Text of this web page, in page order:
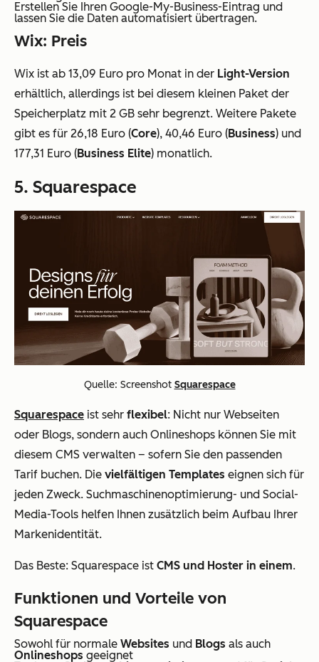
Erstellen Sie Ihren Google-My-Business-Eintrag und
lassen Sie die Daten automatisiert übertragen.
Wix: Preis
Wix ist ab 13,09 Euro pro Monat in der Light-Version
erhältlich, allerdings ist bei diesem kleinen Paket der
Speicherplatz mit 2 GB sehr begrenzt. Weitere Pakete
gibt es für 26,18 Euro (Core), 40,46 Euro (Business) und
177,31 Euro (Business Elite) monatlich.
5. Squarespace
Quelle: Screenshot Squarespace
Squarespace ist sehr flexibel: Nicht nur Webseiten
oder Blogs, sondern auch Onlineshops können Sie mit
diesem CMS verwalten – sofern Sie den passenden
Tarif buchen. Die vielfältigen Templates eignen sich für
jeden Zweck. Suchmaschinenoptimierung- und Social-
Media-Tools helfen Ihnen zusätzlich beim Aufbau Ihrer
Markenidentität.
Das Beste: Squarespace ist CMS und Hoster in einem.
Funktionen und Vorteile von
Squarespace
Sowohl für normale Websites und Blogs als auch
Onlineshops geeignet